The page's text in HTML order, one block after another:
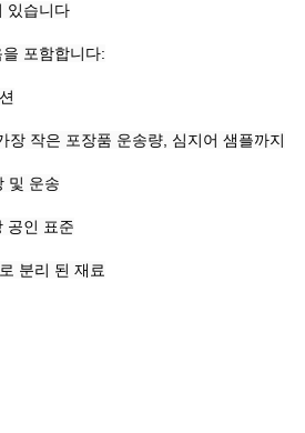
있습니다
포함합니다:
장 작은 포장품 운송량, 심지어 샘플까지
및 운송
공인 표준
분리 된 재료